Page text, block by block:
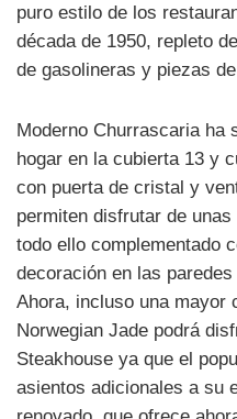
puro estilo de los
década de 1950, repleto
de gasolineras y piezas
Moderno Churrascaria ha
hogar en la cubierta 13 y
con puerta de cristal y
permiten disfrutar de
todo ello complementado
decoración en las
Ahora, incluso una mayor
Norwegian Jade podrá
Steakhouse ya que el
asientos adicionales a su